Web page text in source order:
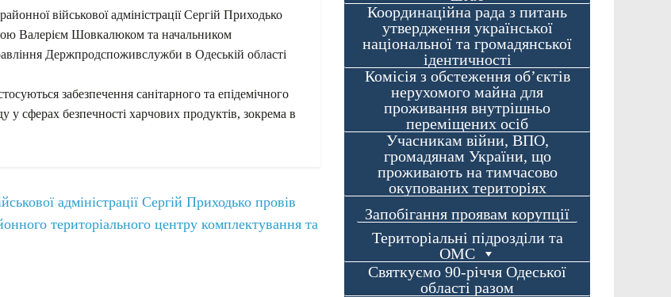
військової адміністрації Сергій Приходько
Валерієм Шовкалюком та начальником
Держпродспоживслужби в Одеській області
забезпечення санітарного та епідемічного
у сферах безпечності харчових продуктів, зокрема в
адміністрації Сергій Приходько провів
територіального центру комплектування та
Координаційна рада з питань
утвердження української
національної та громадянської
ідентичності
Комісія з обстеження об’єктів
нерухомого майна для
проживання внутрішньо
переміщених осіб
Учасникам війни, ВПО,
громадянам України, що
проживають на тимчасово
окупованих територіях
Запобігання проявам корупції
Територіальні підрозділи та
ОМС
Святкуємо 90-річчя Одеської
області разом